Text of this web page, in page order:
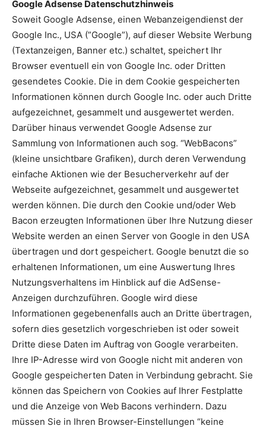
Google Adsense Datenschutzhinweis
Soweit Google Adsense, einen Webanzeigendienst der
Google Inc., USA (”Google”), auf dieser Website Werbung
(Textanzeigen, Banner etc.) schaltet, speichert Ihr
Browser eventuell ein von Google Inc. oder Dritten
gesendetes Cookie. Die in dem Cookie gespeicherten
Informationen können durch Google Inc. oder auch Dritte
aufgezeichnet, gesammelt und ausgewertet werden.
Darüber hinaus verwendet Google Adsense zur
Sammlung von Informationen auch sog. “WebBacons”
(kleine unsichtbare Grafiken), durch deren Verwendung
einfache Aktionen wie der Besucherverkehr auf der
Webseite aufgezeichnet, gesammelt und ausgewertet
werden können. Die durch den Cookie und/oder Web
Bacon erzeugten Informationen über Ihre Nutzung dieser
Website werden an einen Server von Google in den USA
übertragen und dort gespeichert. Google benutzt die so
erhaltenen Informationen, um eine Auswertung Ihres
Nutzungsverhaltens im Hinblick auf die AdSense-
Anzeigen durchzuführen. Google wird diese
Informationen gegebenenfalls auch an Dritte übertragen,
sofern dies gesetzlich vorgeschrieben ist oder soweit
Dritte diese Daten im Auftrag von Google verarbeiten.
Ihre IP-Adresse wird von Google nicht mit anderen von
Google gespeicherten Daten in Verbindung gebracht. Sie
können das Speichern von Cookies auf Ihrer Festplatte
und die Anzeige von Web Bacons verhindern. Dazu
müssen Sie in Ihren Browser-Einstellungen “keine